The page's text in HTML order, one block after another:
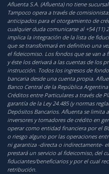
Afluenta S.A. (Afluenta) no tiene
Tampoco opera a través de
anticipados para el otorgamiento de
cualquier duda comunicarse al +54 (11)
implica la integración de la lista de
que se transformará en definitivo una
el fideicomiso. Los fondos que se van
y éste los derivará a las cuentas de los
instrucción. Todos los ingresos de
bancaria desde una cuenta propia.
Banco Central de la República
Créditos entre Particulares a través de
garantía de la Ley 24.485 (y normas
Depósitos Bancarios. Afluenta se limita
inversores y tomadores de crédito en
operar como entidad financiera por el
o riesgo alguno por las operaciones
ni garantiza -directa o indirectamente-
prestará un servicio al fideicomiso, del
fiduciantes/beneficiarios y por el cual
retribución.